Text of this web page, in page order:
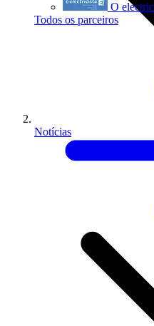
O
Todos os parceiros
Notícias